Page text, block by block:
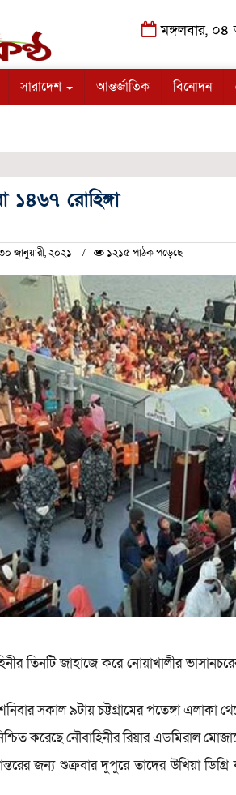
মঙ্গলবার, ০৪
সারাদেশ আন্তর্জাতিক বিনোদন
রোহিঙ্গা
জানুয়ারী, ২০২১ ১২১৫ পাঠক পড়েছে
তিনটি জাহাজে করে নোয়াখালীর
সকাল ৯টায় চট্টগ্রামের পতেঙ্গা এলাকা
করেছে নৌবাহিনীর রিয়ার এডমিরাল
জন্য শুক্রবার দুপুরে তাদের উখিয়া